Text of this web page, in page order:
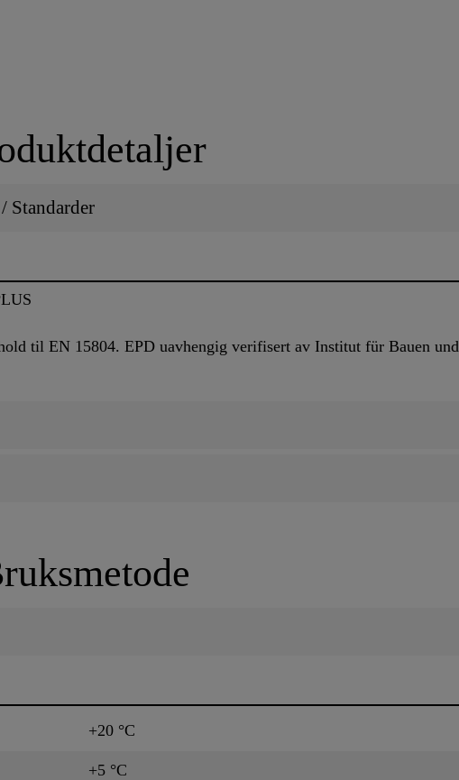
Standarder
til EN 15804. EPD uavhengig verifisert av Institut für Bauen und
+20 °C
+5 °C